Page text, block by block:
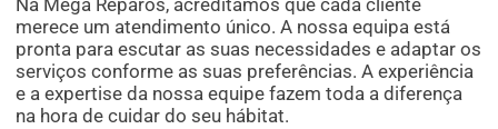
merece um atendimento único. A nossa equipa está
pronta para escutar as suas necessidades e adaptar os
serviços conforme as suas preferências. A experiência
e a expertise da nossa equipe fazem toda a diferença
na hora de cuidar do seu hábitat.